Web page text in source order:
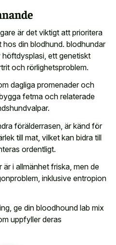
är det viktigt att prioritera
din blodhund. blodhundar
ett genetiskt
och rörlighetsproblem.
dagliga promenader och
fetma och relaterade
förälderrasen, är känd för
till mat, vilket kan bidra till
ordentligt.
i allmänhet friska, men de
inklusive entropion
ge din bloodhound lab mix
uppfyller deras